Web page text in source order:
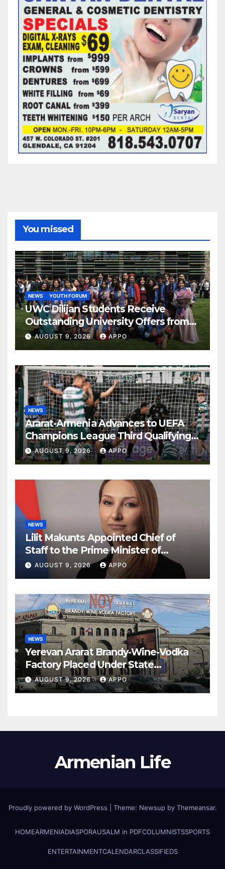
You missed
NEWS YOUTH FORUM
UWC Dilijan Students Receive
Outstanding University Offers from
the World’s Leading Institutions
AUGUST 9, 2026 APPO
NEWS
Ararat-Armenia Advances to UEFA
Champions League Third Qualifying
Round
AUGUST 9, 2026 APPO
NEWS
Lilit Makunts Appointed Chief of
Staff to the Prime Minister of
Armenia
AUGUST 9, 2026 APPO
NEWS
Yerevan Ararat Brandy-Wine-Vodka
Factory Placed Under State
Administration
AUGUST 9, 2026 APPO
Armenian Life
Proudly powered by WordPress Theme: Newsup by Themeansar.
HOMEARMENIADIASPORAUSALM in PDFCOLUMNISTSSPORTS
ENTERTAINMENTCALENDARCLASSIFIEDS